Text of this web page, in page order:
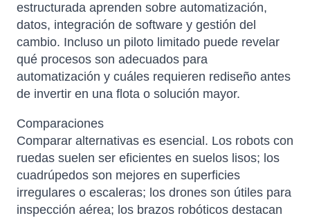
estructurada aprenden sobre automatización,
datos, integración de software y gestión del
cambio. Incluso un piloto limitado puede revelar
qué procesos son adecuados para
automatización y cuáles requieren rediseño antes
de invertir en una flota o solución mayor.
Comparaciones
Comparar alternativas es esencial. Los robots con
ruedas suelen ser eficientes en suelos lisos; los
cuadrúpedos son mejores en superficies
irregulares o escaleras; los drones son útiles para
inspección aérea; los brazos robóticos destacan